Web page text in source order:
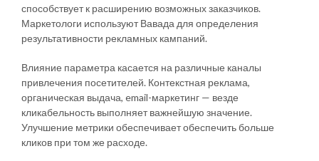
способствует к расширению возможных заказчиков.
Маркетологи используют Вавада для определения
результативности рекламных кампаний.
Влияние параметра касается на различные каналы
привлечения посетителей. Контекстная реклама,
органическая выдача, email-маркетинг — везде
кликабельность выполняет важнейшую значение.
Улучшение метрики обеспечивает обеспечить больше
кликов при том же расходе.